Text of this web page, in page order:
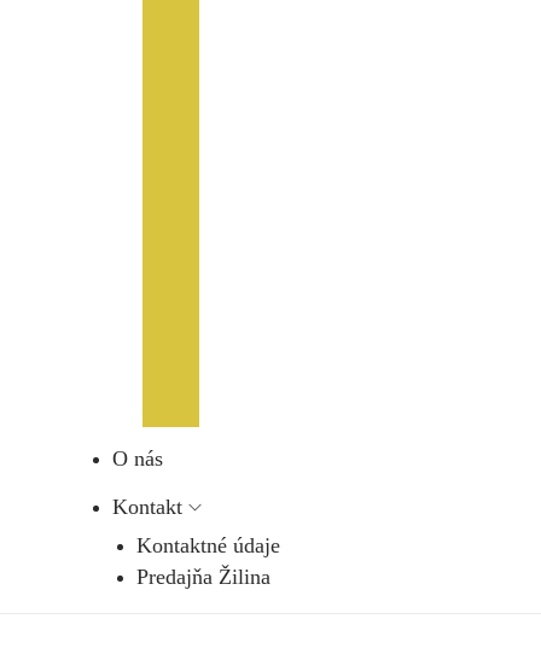
O nás
Kontakt
Kontaktné údaje
Predajňa Žilina